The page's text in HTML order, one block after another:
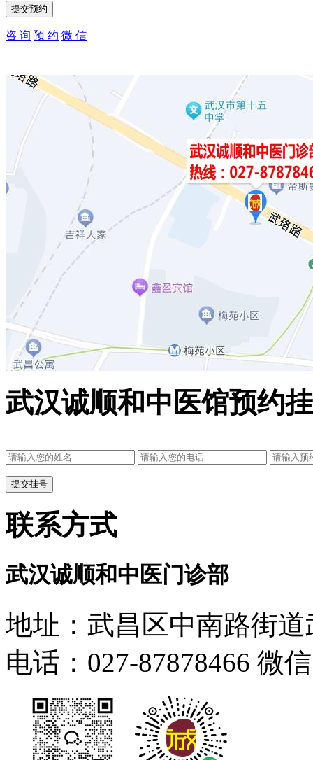
咨 询 预 约 微 信
武汉诚顺和中医馆预约
联系方式
武汉诚顺和中医门诊部
地址：武昌区中南路街
电话：027-87878466 微